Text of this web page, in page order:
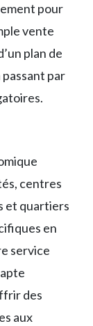
pour
vente
plan de
par
centres
et quartiers
en
service
des
aux